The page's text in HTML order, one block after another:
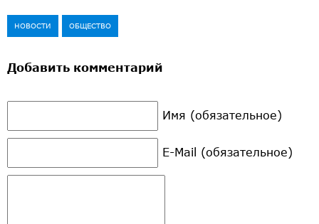
НОВОСТИ ОБЩЕСТВО
Добавить комментарий
Имя (обязательное)
E-Mail (обязательное)